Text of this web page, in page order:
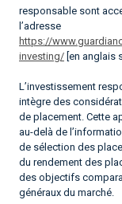
responsable sont
l’adresse
https://
investing/ [en anglais
L’investissement
intègre des
de placement. Cette
au-delà de
de sélection des
du rendement des
des objectifs
généraux du marché.